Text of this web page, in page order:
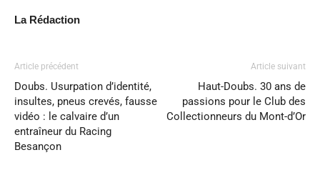
La Rédaction
Article précédent
Doubs. Usurpation d’identité,
insultes, pneus crevés, fausse
vidéo : le calvaire d’un
entraîneur du Racing
Besançon
Article suivant
Haut-Doubs. 30 ans de
passions pour le Club des
Collectionneurs du Mont-d’Or